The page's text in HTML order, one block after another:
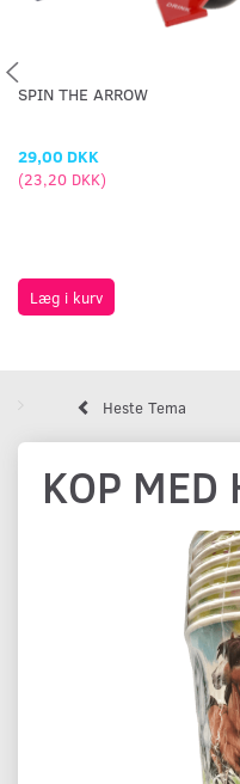
SPIN THE ARROW
29,00 DKK
(23,20 DKK)
Læg i kurv
Heste Tema
KOP MED